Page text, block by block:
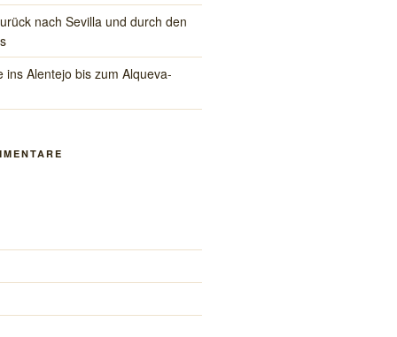
nach Sevilla und durch den
ins Alentejo bis zum Alqueva-